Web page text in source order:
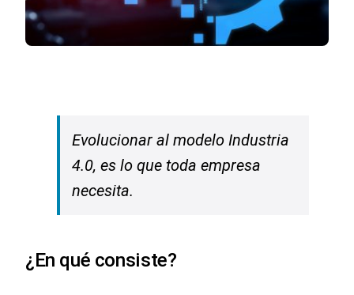
Evolucionar al modelo Industria
4.0, es lo que toda empresa
necesita.
¿En qué consiste?